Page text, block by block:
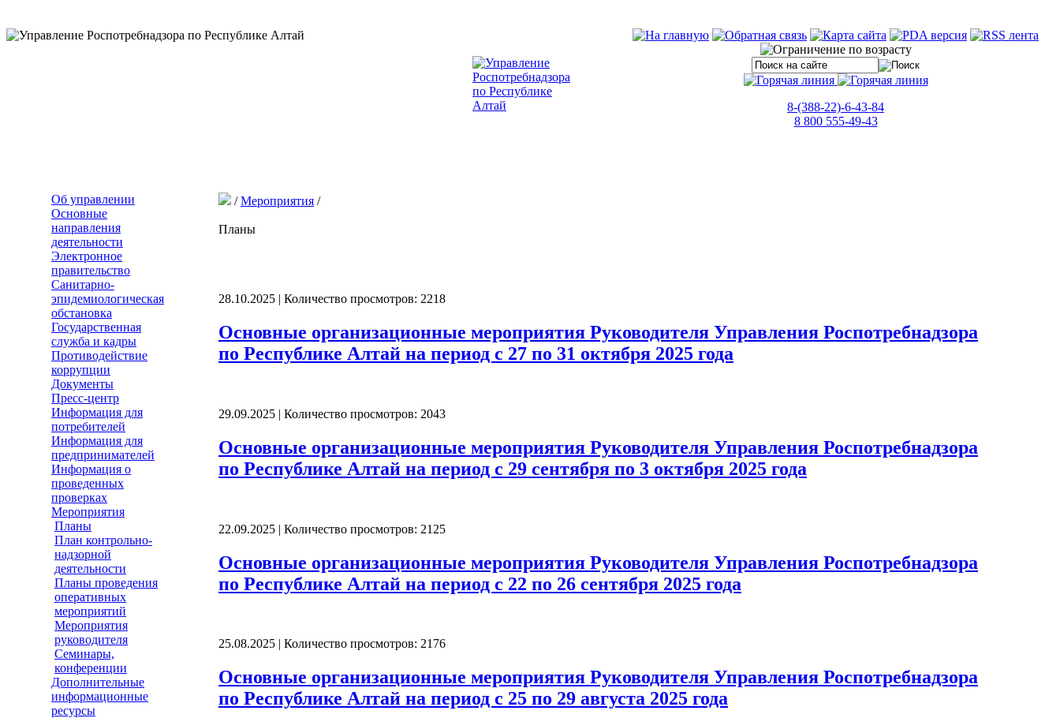
8-(388-22)-6-43-84
8 800 555-49-43
Об управлении
Основные
направления
деятельности
Электронное
правительство
Санитарно-
эпидемиологическая
обстановка
Государственная
служба и кадры
Противодействие
коррупции
Документы
Пресс-центр
Информация для
потребителей
Информация для
предпринимателей
Информация о
проведенных
проверках
Мероприятия
Планы
План контрольно-
надзорной
деятельности
Планы проведения
оперативных
мероприятий
Мероприятия
руководителя
Семинары,
конференции
Дополнительные
информационные
ресурсы
/Мероприятия /
Планы
28.10.2025 | Количество просмотров: 2218
Основные организационные мероприятия Руководителя Управления Роспотребнадзора
по Республике Алтай на период с 27 по 31 октября 2025 года
29.09.2025 | Количество просмотров: 2043
Основные организационные мероприятия Руководителя Управления Роспотребнадзора
по Республике Алтай на период с 29 сентября по 3 октября 2025 года
22.09.2025 | Количество просмотров: 2125
Основные организационные мероприятия Руководителя Управления Роспотребнадзора
по Республике Алтай на период с 22 по 26 сентября 2025 года
25.08.2025 | Количество просмотров: 2176
Основные организационные мероприятия Руководителя Управления Роспотребнадзора
по Республике Алтай на период с 25 по 29 августа 2025 года